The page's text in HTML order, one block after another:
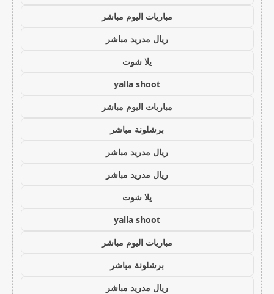
مباريات اليوم مباشر
ريال مدريد مباشر
يلا شوت
yalla shoot
مباريات اليوم مباشر
برشلونة مباشر
ريال مدريد مباشر
ريال مدريد مباشر
يلا شوت
yalla shoot
مباريات اليوم مباشر
برشلونة مباشر
ريال مدريد مباشر